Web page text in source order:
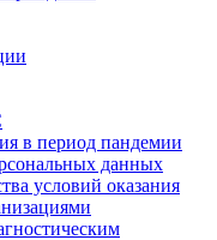
в период пандемии
данных
условий оказания